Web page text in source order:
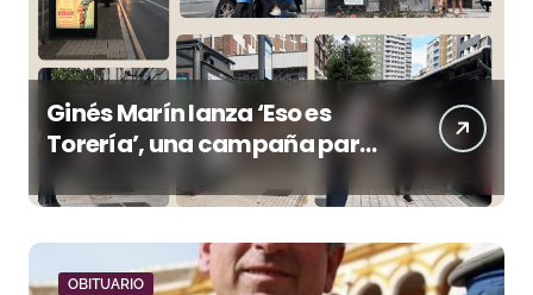
Ginés Marín lanza ‘Eso es
Torería’, una campaña para
reivindicar los valores del
toreo más allá del ruedo
OBITUARIO